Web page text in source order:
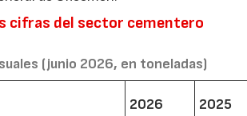
cifras del sector cementero
(junio 2026, en toneladas)
2026 2025